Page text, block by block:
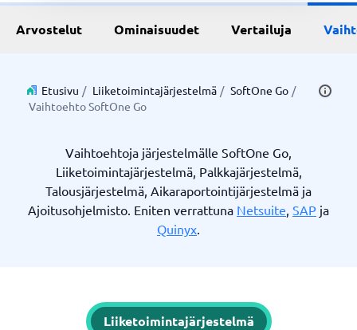
Arvostelut Ominaisuudet Vertailuja
Etusivu / Liiketoimintajärjestelmä / SoftOne Go /
Vaihtoehto SoftOne Go
Vaihtoehtoja järjestelmälle SoftOne Go,
Liiketoimintajärjestelmä, Palkkajärjestelmä,
Talousjärjestelmä, Aikaraportointijärjestelmä ja
Ajoitusohjelmisto. Eniten verrattuna Netsuite, SAP ja
Quinyx.
Liiketoimintajärjestelmä